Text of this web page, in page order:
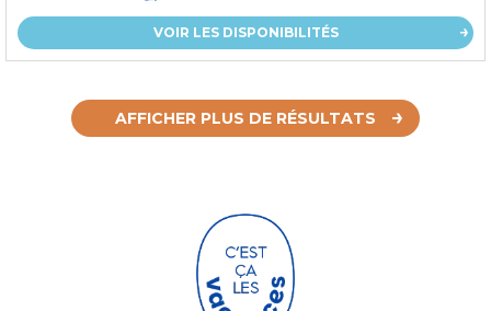
VOIR LES DISPONIBILITÉS
AFFICHER PLUS DE RÉSULTATS